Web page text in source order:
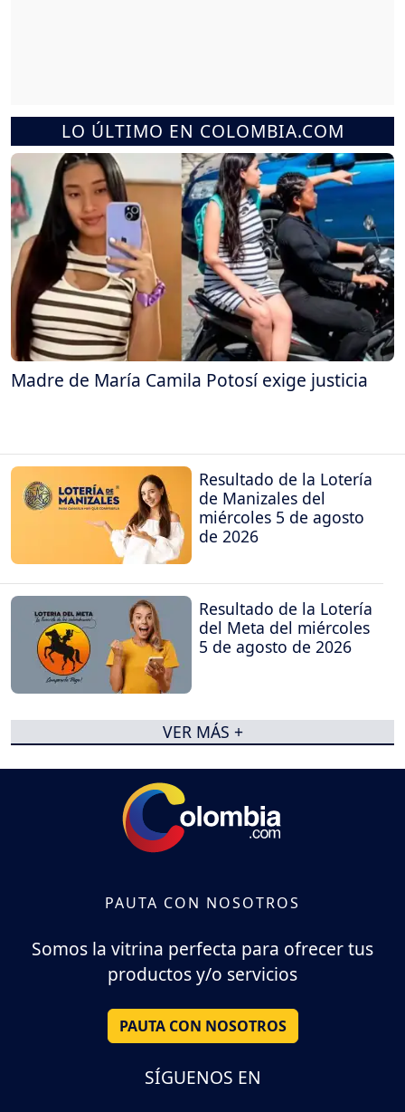
LO ÚLTIMO EN COLOMBIA.COM
Madre de María Camila Potosí exige justicia
Resultado de la Lotería
de Manizales del
miércoles 5 de agosto
de 2026
Resultado de la Lotería
del Meta del miércoles
5 de agosto de 2026
VER MÁS +
PAUTA CON NOSOTROS
Somos la vitrina perfecta para ofrecer tus
productos y/o servicios
PAUTA CON NOSOTROS
SÍGUENOS EN